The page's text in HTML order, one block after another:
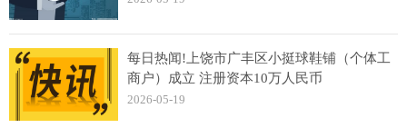
每日热闻!上饶市广丰区小挺球鞋铺（个体工
商户）成立 注册资本10万人民币
2026-05-19